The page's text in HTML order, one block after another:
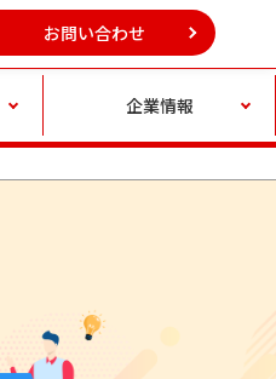
お問い合わせ
企業情報